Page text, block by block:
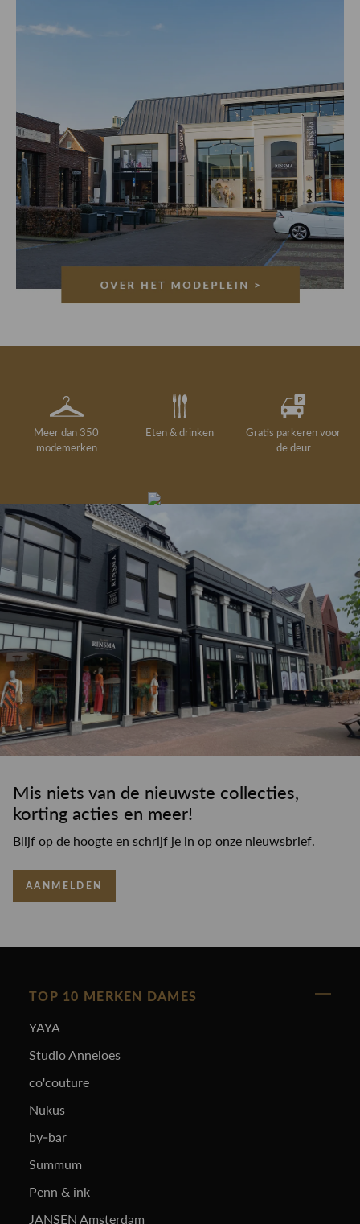
Meer dan 350
modemerken
Eten & drinken
Gratis parkeren voor
de deur
drankje
Gratis retourneren in
de winkel
Deskundig
kledingadvies
Mis niets van de nieuwste collecties,
korting acties en meer!
Blijf op de hoogte en schrijf je in op onze nieuwsbrief.
AANMELDEN
TOP 10 MERKEN DAMES
YAYA
Studio Anneloes
co'couture
Nukus
by-bar
Summum
Penn & ink
JANSEN Amsterdam